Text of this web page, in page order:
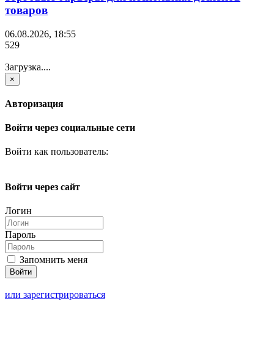
товаров
06.08.2026, 18:55
529
Загрузка....
×
Авторизация
Войти через социальные сети
Войти как пользователь:
Войти через сайт
Логин
Пароль
Запомнить меня
или зарегистрироваться